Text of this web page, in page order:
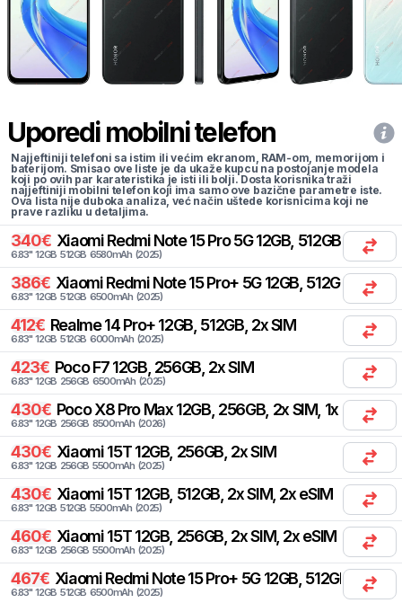
Uporedi mobilni telefon
Najjeftiniji telefoni sa istim ili većim ekranom, RAM-om, memorijom i
baterijom. Smisao ove liste je da ukaže kupcu na postojanje modela
koji po ovih par karateristika je isti ili bolji. Dosta korisnika traži
najjeftiniji mobilni telefon koji ima samo ove bazične parametre iste.
Ova lista nije duboka analiza, već način uštede korisnicima koji ne
prave razliku u detaljima.
340€ Xiaomi Redmi Note 15 Pro 5G 12GB, 512GB, 2x SIM
6.83" 12GB 512GB 6580mAh (2025)
386€ Xiaomi Redmi Note 15 Pro+ 5G 12GB, 512GB, 2x SIM
6.83" 12GB 512GB 6500mAh (2025)
412€ Realme 14 Pro+ 12GB, 512GB, 2x SIM
6.83" 12GB 512GB 6000mAh (2025)
423€ Poco F7 12GB, 256GB, 2x SIM
6.83" 12GB 256GB 6500mAh (2025)
430€ Poco X8 Pro Max 12GB, 256GB, 2x SIM, 1x eSIM
6.83" 12GB 256GB 8500mAh (2026)
430€ Xiaomi 15T 12GB, 256GB, 2x SIM
6.83" 12GB 256GB 5500mAh (2025)
430€ Xiaomi 15T 12GB, 512GB, 2x SIM, 2x eSIM
6.83" 12GB 512GB 5500mAh (2025)
460€ Xiaomi 15T 12GB, 256GB, 2x SIM, 2x eSIM
6.83" 12GB 256GB 5500mAh (2025)
467€ Xiaomi Redmi Note 15 Pro+ 5G 12GB, 512GB, 1x
6.83" 12GB 512GB 6500mAh (2025)